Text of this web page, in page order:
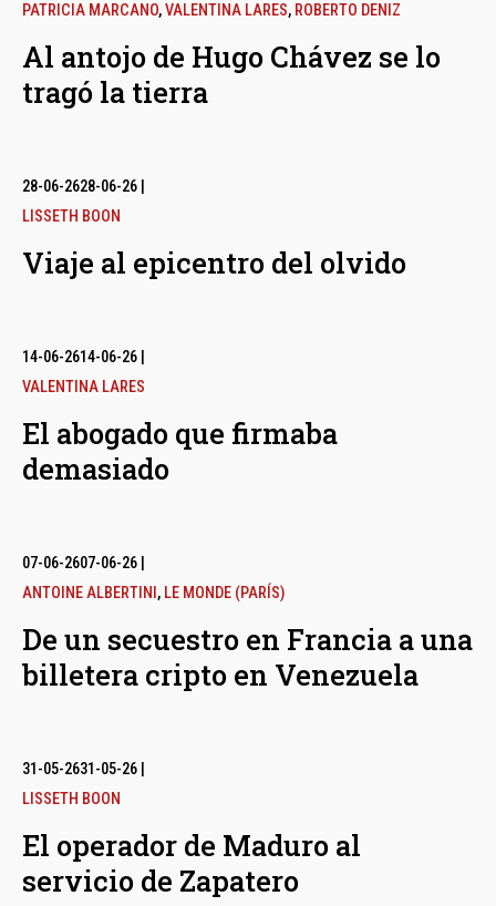
PATRICIA MARCANO,VALENTINA LARES, ROBERTO DENIZ
Al antojo de Hugo Chávez se lo
tragó la tierra
28-06-2628-06-26
LISSETH BOON
Viaje al epicentro del olvido
14-06-2614-06-26
VALENTINA LARES
El abogado que firmaba
demasiado
07-06-2607-06-26
ANTOINE ALBERTINI , LE MONDE (PARÍS)
De un secuestro en Francia a una
billetera cripto en Venezuela
31-05-2631-05-26
LISSETH BOON
El operador de Maduro al
servicio de Zapatero